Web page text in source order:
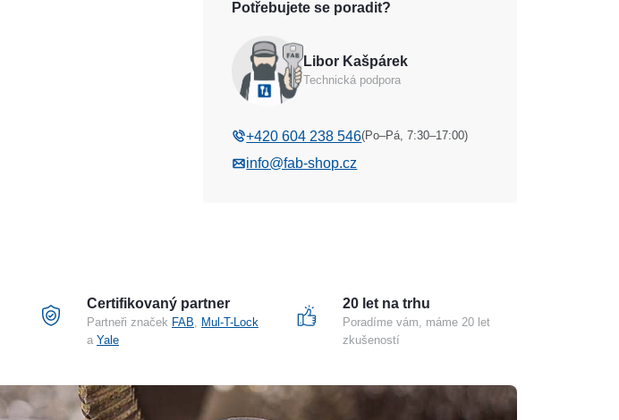
Potřebujete se poradit?
Libor Kašpárek
Technická podpora
+420 604 238 546(Po–Pá, 7:30–17:00)
info@fab-shop.cz
Certifikovaný partner
Partneři značek FAB, Mul-T-Lock
a Yale
20 let na trhu
Poradíme vám, máme 20 let
zkušeností